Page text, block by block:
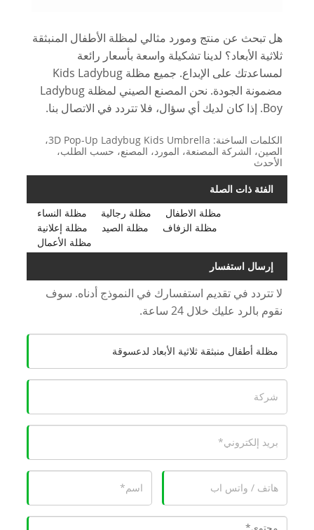
هل تبحث عن منتج ومورد مثالي لمظلة الأطفال المنبثقة
ثلاثية الأبعاد؟ لدينا تشكيلة واسعة بأسعار رائعة
لمساعدتك على الإبداع. جميع مظلة Kids Ladybug
مضمونة الجودة. نحن المصنع الصيني لمظلة Ladybug
Boy. إذا كان لديك أي سؤال، فلا تتردد في الاتصال بنا.
الكلمات الساخنة: 3D Pop-Up Ladybug Kids Umbrella،
الصين، الشركة المصنعة، المورد، المصنع، حسب الطلب،
الأحدث
الفئة ذات الصلة
مظلة النساء
مظلة رجالية
مظلة الاطفال
مظلة إعلانية
مظلة الصيد
مظلة الزفاف
مظلة الأعمال
إرسال استفسار
لا تتردد في تقديم استفسارك في النموذج أدناه. سوف
نقوم بالرد عليك خلال 24 ساعة.